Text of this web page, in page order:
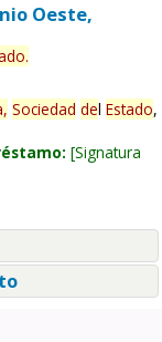
Oeste,
.
Sociedad del Estado,
Signatura